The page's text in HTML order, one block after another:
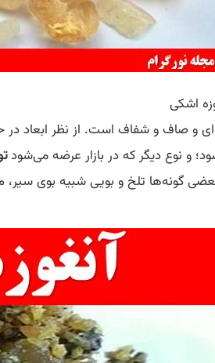
اشکی
و صاف و شفاف است. از نظر ابعاد
و نوع دیگر که در بازار عرضه می‌شود
گونه‌ها تلخ و بویی شبیه بوی سیر،